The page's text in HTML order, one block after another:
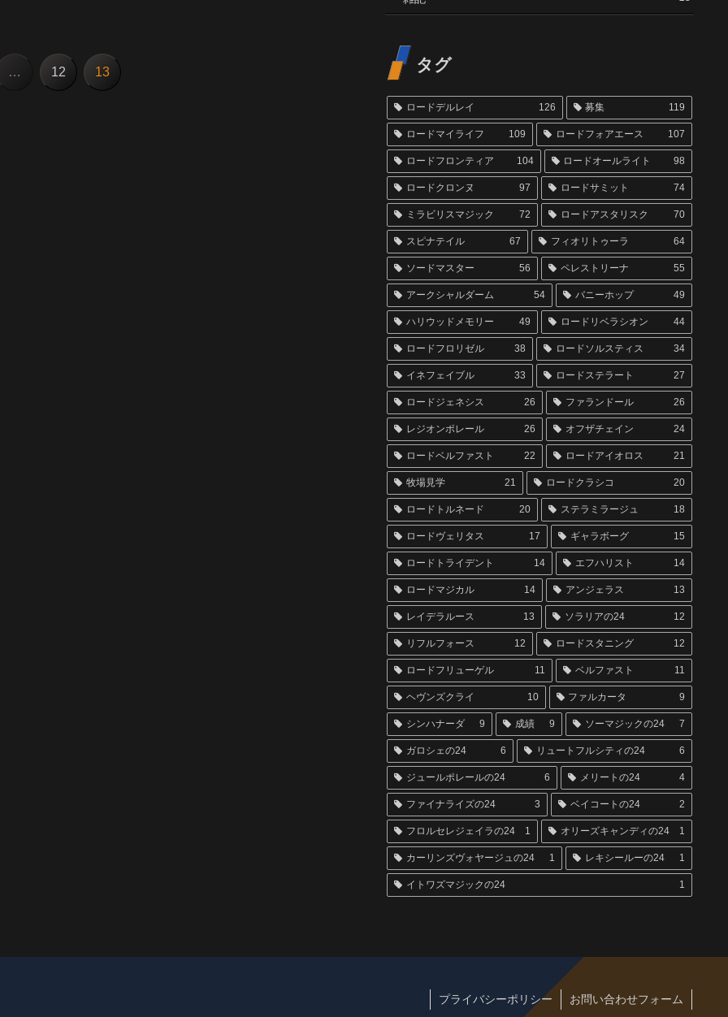
… 12 13 タグ
ロードデルレイ 126 募集 119
ロードマイライフ 109 ロードフォアエース 107
ロードフロンティア 104 ロードオールライト 98
ロードクロンヌ 97 ロードサミット 74
ミラビリスマジック 72 ロードアスタリスク 70
スピナテイル 67 フィオリトゥーラ 64
ソードマスター 56 ペレストリーナ 55
アークシャルダーム 54 バニーホップ 49
ハリウッドメモリー 49 ロードリベラシオン 44
ロードフロリゼル 38 ロードソルスティス 34
イネフェイブル 33 ロードステラート 27
ロードジェネシス 26 ファランドール 26
レジオンポレール 26 オフザチェイン 24
ロードベルファスト 22 ロードアイオロス 21
牧場見学 21 ロードクラシコ 20
ロードトルネード 20 ステラミラージュ 18
ロードヴェリタス 17 ギャラボーグ 15
ロードトライデント 14 エフハリスト 14
ロードマジカル 14 アンジェラス 13
レイデラルース 13 ソラリアの24 12
リフルフォース 12 ロードスタニング 12
ロードフリューゲル 11 ベルファスト 11
ヘヴンズクライ 10 ファルカータ 9
シンハナーダ 9 成績 9 ソーマジックの24 7
ガロシェの24 6 リュートフルシティの24 6
ジュールポレールの24 6 メリートの24 4
ファイナライズの24 3 ベイコートの24 2
フロルセレジェイラの24 1 オリーズキャンディの24 1
カーリンズヴォヤージュの24 1 レキシールーの24 1
イトワズマジックの24 1
プライバシーポリシー お問い合わせフォーム